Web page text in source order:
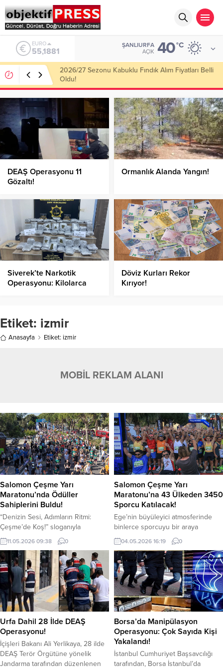
ALTIN
6.660,55
ŞANLIURFA
AÇIK 40°C
Haliliye Belediyesi Her Gün 4 Bin 898 Kişiye Sıcak
Yemek Ulaştırıyor!
DEAŞ Operasyonu 11
Gözaltı!
Ormanlık Alanda Yangın!
Siverek’te Narkotik
Operasyonu: Kilolarca
Döviz Kurları Rekor
Kırıyor!
Etiket: izmir
Anasayfa Etiket: izmir
MOBİL REKLAM ALANI
Salomon Çeşme Yarı
Maratonu’nda Ödüller
Sahiplerini Buldu!
“Denizin Sesi, Adımların Ritmi:
Çeşme’de Koş!” sloganıyla
gerçekleştirilen 4. Salomon Çeşme
Yarı Maratonu tamamlandı. 43
ülkeden 3 bin 450 sporcunun
katıldığı organizasyon sonunda 5
kilometrelik Gün Batımı Koşusu,
Çeşme 10K Yol Koşusu ve 21
kilometrelik Salomon Çeşme Yarı
Maratonu’nda dereceye girenlere
ödülleri törenle verildi. İzmir’in
gözde turizm merkezlerinden
Çeşme’de, Salomon’un...
11.05.2026 09:38 0
Salomon Çeşme Yarı
Maratonu’na 43 Ülkeden 3450
Sporcu Katılacak!
Ege’nin büyüleyici atmosferinde
binlerce sporcuyu bir araya
getirecek 4. Salomon Çeşme Yarı
Maratonu, 9-10 Mayıs tarihlerinde
İzmir’in gözde turizm
merkezlerinden Çeşme’de
düzenlenecek. Organizasyonda 43
ülkeden 3 bin 450 sporcu kıyasıya
mücadele edecek. “Denizin Sesi,
Adımların Ritmi: Çeşme’de Koş!”
sloganıyla Argeus Travel & Events
tarafından, Salomon’un isim
sponsorluğundaki organizasyon,
Çeşme Kaymakamlığı’nın...
04.05.2026 16:19 0
Urfa Dahil 28 İlde DEAŞ
Operasyonu!
İçişleri Bakanı Ali Yerlikaya, 28 ilde
DEAŞ Terör Örgütüne yönelik
Jandarma tarafından düzenlenen
Borsa’da Manipülasyon
Operasyonu: Çok Sayıda Kişi
Yakalandı!
İstanbul Cumhuriyet Başsavcılığı
tarafından, Borsa İstanbul’da